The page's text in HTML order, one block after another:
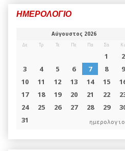
ΗΜΕΡΟΛΟΓΙΟ
ημερολογιο